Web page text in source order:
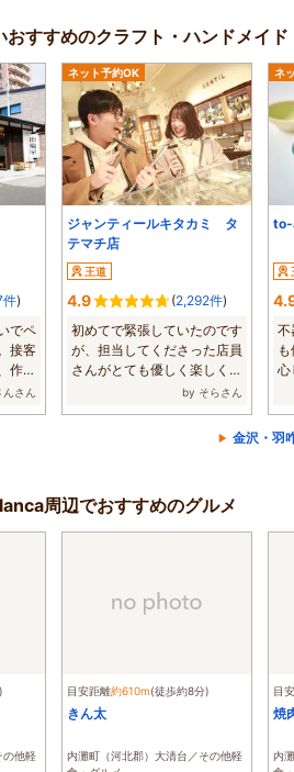
おすすめのクラフト・ハンドメイ
件)
でペ
接客
作っ
さん
ネット予約OK
ジャンティールキタカミ タ
テマチ店
王道
4.9 (2,292件)
初めてで緊張していたのです
が、担当してくださった店員
さんがとても優しく楽しく指
by そらさん
ネ
to-
不
心
金沢・羽
周辺でおすすめのグルメ
の他軽
目安距離約610m(徒歩約8分)
きん太
内灘町（河北郡）大清台／その他軽
目
焼
内